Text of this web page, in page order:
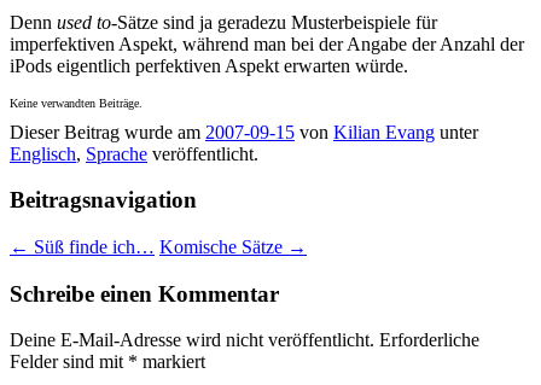
Denn used to-Sätze sind ja geradezu Musterbeispiele für
imperfektiven Aspekt, während man bei der Angabe der Anzahl der
iPods eigentlich perfektiven Aspekt erwarten würde.
Keine verwandten Beiträge.
Dieser Beitrag wurde am 2007-09-15 von Kilian Evang unter
Englisch, Sprache veröffentlicht.
Beitragsnavigation
← Süß finde ich… Komische Sätze →
Schreibe einen Kommentar
Deine E-Mail-Adresse wird nicht veröffentlicht. Erforderliche
Felder sind mit * markiert